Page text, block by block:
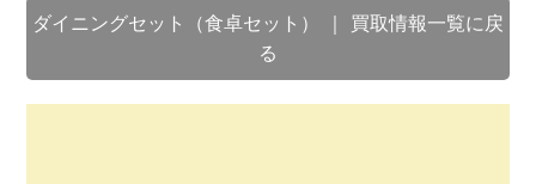
ダイニングセット（食卓セット） ｜ 買取情報一覧に戻
る